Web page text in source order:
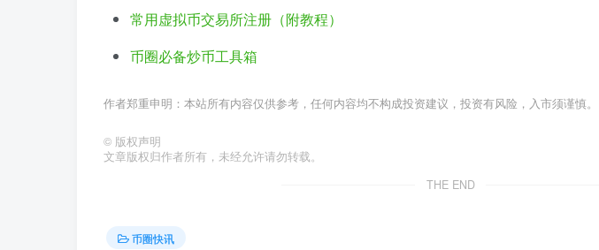
常用虚拟币交易所注册（附教程）
币圈必备炒币工具箱
作者郑重申明：本站所有内容仅供参考，任何内容均不构成投资建议，投资有风险，入市须谨慎。
© 版权声明
文章版权归作者所有，未经允许请勿转载。
THE END
币圈快讯